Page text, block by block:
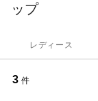
ップ
レディース
3 件